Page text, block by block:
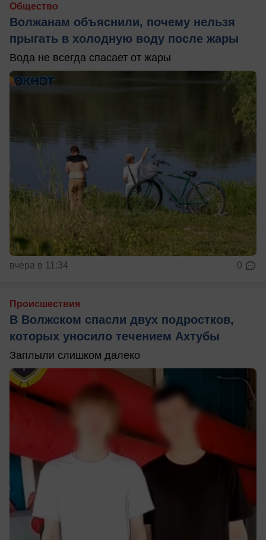
Общество
Волжанам объяснили, почему нельзя
прыгать в холодную воду после жары
Вода не всегда спасает от жары
вчера в 11:34 0
Происшествия
В Волжском спасли двух подростков,
которых уносило течением Ахтубы
Заплыли слишком далеко